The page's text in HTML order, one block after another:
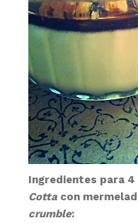
Ingredientes para 4
Cotta con
crumble: